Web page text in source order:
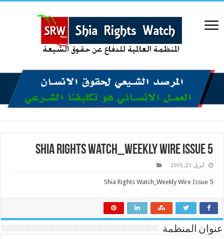
Shia Rights Watch_Weekly Wire Issue 5
أبريل 21, 2015
Shia Rights Watch_Weekly Wire Issue 5
عنوان المنظمة